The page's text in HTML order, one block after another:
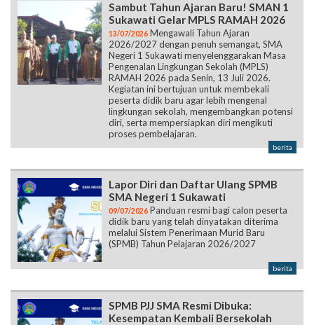
Sambut Tahun Ajaran Baru! SMAN 1
Sukawati Gelar MPLS RAMAH 2026
13/07/2026 Mengawali Tahun Ajaran
2026/2027 dengan penuh semangat, SMA
Negeri 1 Sukawati menyelenggarakan Masa
Pengenalan Lingkungan Sekolah (MPLS)
RAMAH 2026 pada Senin, 13 Juli 2026.
Kegiatan ini bertujuan untuk membekali
peserta didik baru agar lebih mengenal
lingkungan sekolah, mengembangkan potensi
diri, serta mempersiapkan diri mengikuti
proses pembelajaran.
berita
Lapor Diri dan Daftar Ulang SPMB
SMA Negeri 1 Sukawati
09/07/2026 Panduan resmi bagi calon peserta
didik baru yang telah dinyatakan diterima
melalui Sistem Penerimaan Murid Baru
(SPMB) Tahun Pelajaran 2026/2027
berita
SPMB PJJ SMA Resmi Dibuka:
Kesempatan Kembali Bersekolah